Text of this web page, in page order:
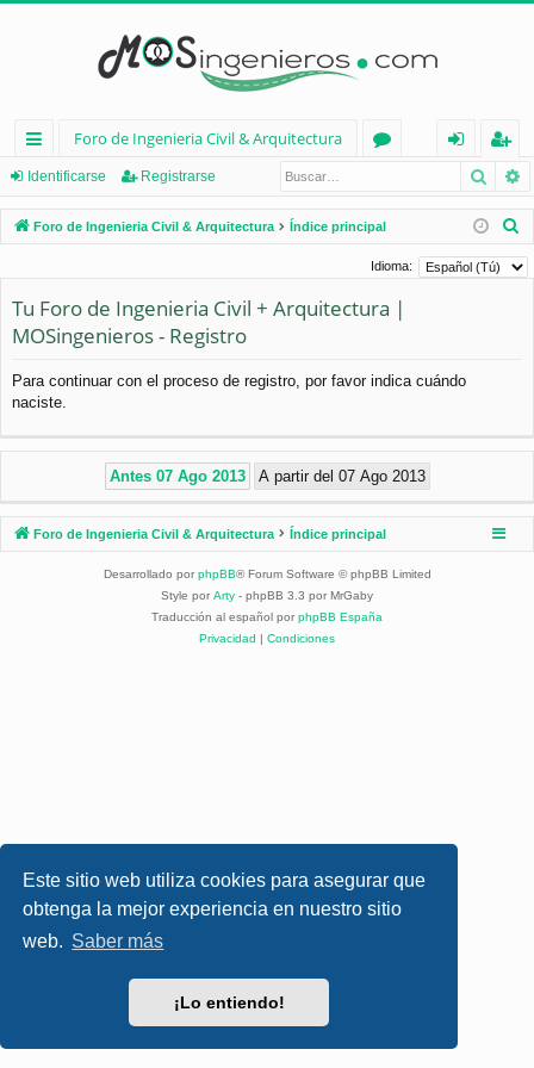
Este sitio web utiliza cookies para asegurar que
obtenga la mejor experiencia en nuestro sitio
web. Saber más
¡Lo entiendo!
nl
ac
es
pi
os
Foro de Ingenieria Civil & Arquitectura
os
nt
ifi
eg
ist
ra
Identificarse Registrarse
Foro de Ingenieria Civil & Arquitectura Índice principal
s
Idioma:
Tu Foro de Ingenieria Civil + Arquitectura |
MOSingenieros - Registro
Para continuar con el proceso de registro, por favor indica cuándo
naciste.
Foro de Ingenieria Civil & Arquitectura Índice principal
Desarrollado por phpBB® Forum Software © phpBB Limited
Style por Arty - phpBB 3.3 por MrGaby
Traducción al español por phpBB España
Privacidad | Condiciones